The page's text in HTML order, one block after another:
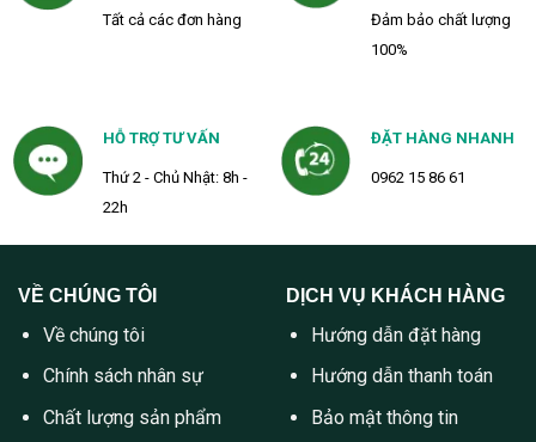
Tất cả các đơn hàng
Đảm bảo chất lượng
100%
HỖ TRỢ TƯ VẤN
Thứ 2 - Chủ Nhật: 8h -
22h
ĐẶT HÀNG NHANH
0962 15 86 61
VỀ CHÚNG TÔI
Về chúng tôi
Chính sách nhân sự
Chất lượng sản phẩm
DỊCH VỤ KHÁCH HÀNG
Hướng dẫn đặt hàng
Hướng dẫn thanh toán
Bảo mật thông tin